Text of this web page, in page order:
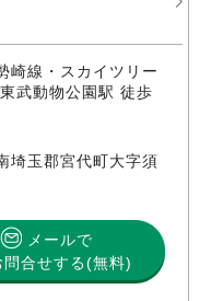
崎線・スカイツリー
武動物公園駅 徒歩
埼玉郡宮代町大字須
メールで
問合せする(無料)